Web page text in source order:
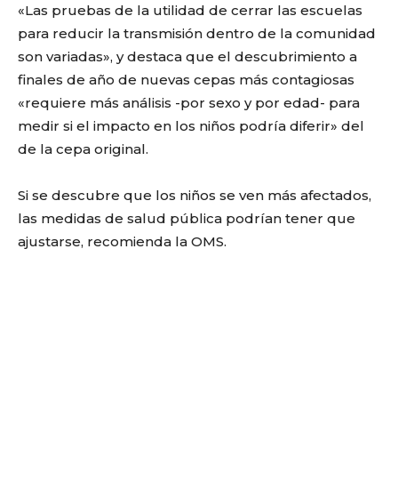
«Las pruebas de la utilidad de cerrar las escuelas
para reducir la transmisión dentro de la comunidad
son variadas», y destaca que el descubrimiento a
finales de año de nuevas cepas más contagiosas
«requiere más análisis -por sexo y por edad- para
medir si el impacto en los niños podría diferir» del
de la cepa original.
Si se descubre que los niños se ven más afectados,
las medidas de salud pública podrían tener que
ajustarse, recomienda la OMS.